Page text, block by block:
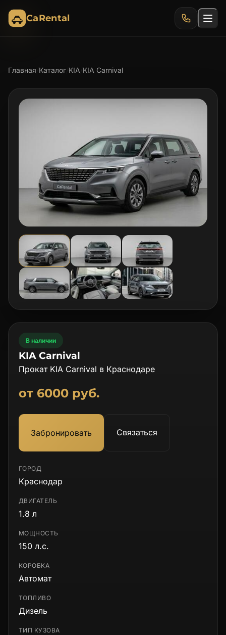
CaRental
Главная Каталог KIA KIA Carnival
В наличии
KIA Carnival
Прокат KIA Carnival в Краснодаре
от 6000 руб.
Забронировать Связаться
ГОРОД
Краснодар
ДВИГАТЕЛЬ
1.8 л
МОЩНОСТЬ
150 л.с.
КОРОБКА
Автомат
ТОПЛИВО
Дизель
ТИП КУЗОВА